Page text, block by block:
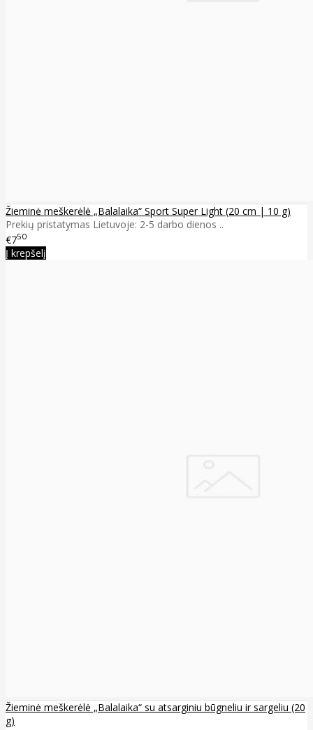
Žieminė meškerėlė „Balalaika“ Sport Super Light (20 cm | 10 g)
Prekių pristatymas Lietuvoje: 2-5 darbo dienos ..
€750
Į krepšelį
Žieminė meškerėlė „Balalaika“ su atsarginiu būgneliu ir sargeliu (20
g)